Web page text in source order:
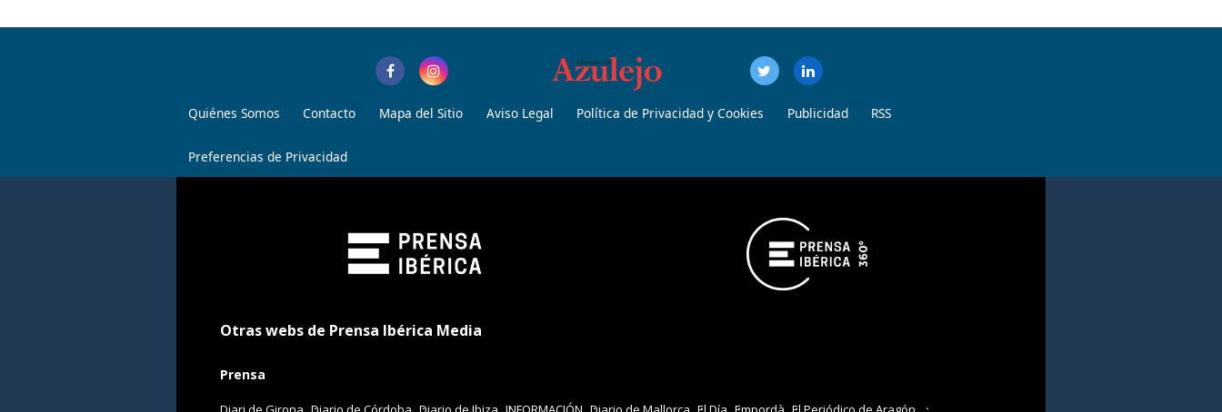
Quiénes Somos Contacto Mapa del Sitio Aviso Legal Política de Privacidad y Cookies Publicidad RSS
Preferencias de Privacidad
Otras webs de Prensa Ibérica Media
Prensa